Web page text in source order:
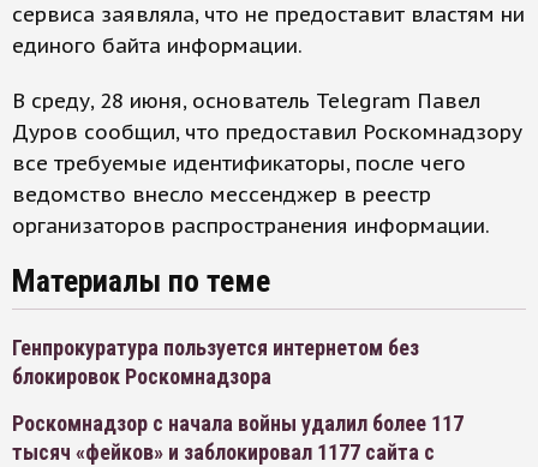
сервиса заявляла, что не предоставит властям ни
единого байта информации.
В среду, 28 июня, основатель Telegram Павел
Дуров сообщил, что предоставил Роскомнадзору
все требуемые идентификаторы, после чего
ведомство внесло мессенджер в реестр
организаторов распространения информации.
Материалы по теме
Генпрокуратура пользуется интернетом без
блокировок Роскомнадзора
Роскомнадзор с начала войны удалил более 117
тысяч «фейков» и заблокировал 1177 сайта с